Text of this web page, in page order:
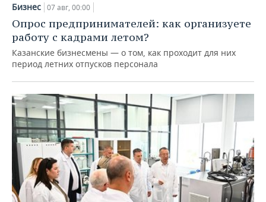
Бизнес 07 авг, 00:00
Опрос предпринимателей: как организуете
работу с кадрами летом?
Казанские бизнесмены — о том, как проходит для них
период летних отпусков персонала